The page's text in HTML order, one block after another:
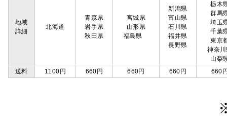
地域
詳細
北海道
青森県
岩手県
秋田県
宮城県
山形県
福島県
新潟県
富山県
石川県
福井県
長野県
栃木
群馬
埼玉
千葉
東京
神奈
山梨
送料
1100円 660円 660円 660円 660